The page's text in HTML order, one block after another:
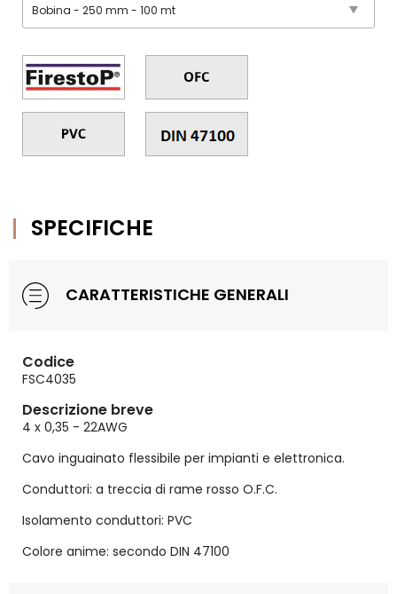
SPECIFICHE
CARATTERISTICHE GENERALI
Codice
FSC4035
Descrizione breve
4 x 0,35 - 22AWG
Cavo inguainato flessibile per impianti e elettronica.
Conduttori: a treccia di rame rosso O.F.C.
Isolamento conduttori: PVC
Colore anime: secondo DIN 47100